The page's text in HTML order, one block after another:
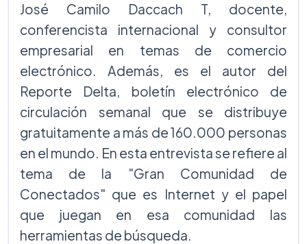
José Camilo Daccach T, docente,
conferencista internacional y consultor
empresarial en temas de comercio
electrónico. Además, es el autor del
Reporte Delta, boletín electrónico de
circulación semanal que se distribuye
gratuitamente a más de 160.000 personas
en el mundo. En esta entrevista se refiere al
tema de la "Gran Comunidad de
Conectados" que es Internet y el papel
que juegan en esa comunidad las
herramientas de búsqueda.